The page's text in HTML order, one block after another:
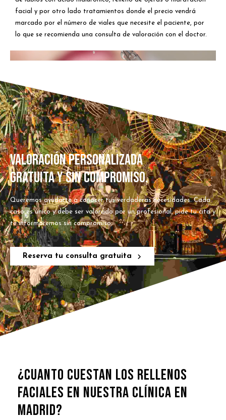
facial y por otro lado tratamientos donde el precio vendrá
marcado por el número de viales que necesite el paciente, por
lo que se recomienda una consulta de valoración con el doctor.
VALORACIÓN PERSONALIZADA
GRATUITA Y SIN COMPROMISO.
Queremos ayudarte a conocer tus verdaderas necesidades. Cada
caso es único y debe ser valorado por un profesional, pide tu cita y
te informaremos sin compromiso.
Reserva tu consulta gratuita
¿CUANTO CUESTAN LOS RELLENOS
FACIALES EN NUESTRA CLÍNICA EN
MADRID?